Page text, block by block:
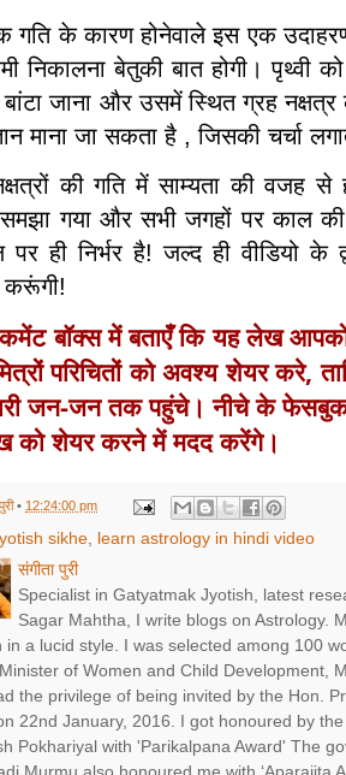
गति के कारण होनेवाले इस एक
निकालना बेतुकी बात होगी। पृथ्‍वी
बांटा जाना और उसमें स्थित ग्रह नक्षत्र
माना जा सकता है , जिसकी चर्चा
की गति में साम्यता की वजह
समझा गया और सभी जगहों पर काल की
ही निर्भर है! जल्द ही वीडियो के
करूंगी!
बॉक्स में बताएँ कि यह लेख
परिचितों को अवश्य शेयर करे,
जन-जन तक पहुंचे। नीचे के
को शेयर करने में मदद करेंगे।
• 12:24:00 pm
sikhe
learn astrology in hindi video
संगीता पुरी
Specialist in Gatyatmak Jyotish, latest
Sagar Mahtha, I write blogs on Astrology.
in a lucid style. I was selected among 100
of Women and Child Development,
the privilege of being invited by the Hon.
22nd January, 2016. I got honoured by
Pokhariyal with 'Parikalpana Award' The